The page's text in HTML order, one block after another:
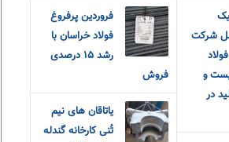
شرکت
و
در
فروردین پرفروغ
فولاد خراسان با
رشد ۱۵ درصدی
فروش
یاتاقان های نیم
تُنی کارخانه گندله